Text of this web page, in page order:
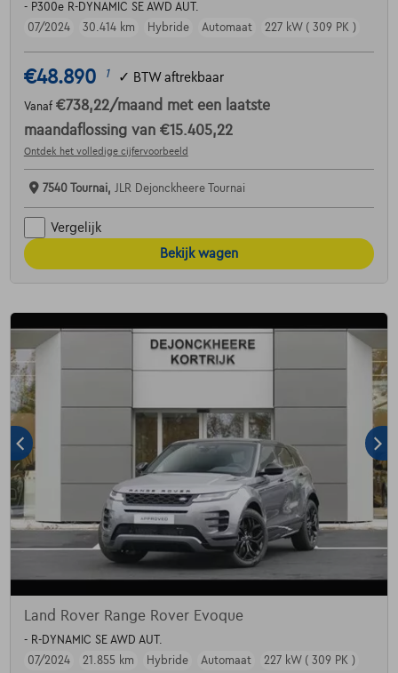
- P300e R-DYNAMIC SE AWD AUT.
07/2024
30.414 km Hybride Automaat 227 kW ( 309 PK )
€48.890 1 ✓ BTW aftrekbaar
Vanaf €738,22/maand met een laatste
maandaflossing van €15.405,22
Ontdek het volledige cijfervoorbeeld
7540 Tournai, JLR Dejonckheere Tournai
Vergelijk
Bekijk wagen
Land Rover Range Rover Evoque
- R-DYNAMIC SE AWD AUT.
07/2024
21.855 km Hybride Automaat 227 kW ( 309 PK )